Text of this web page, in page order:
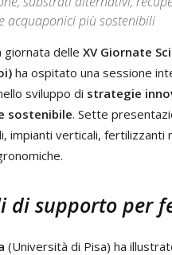
acquaponici più sostenibili
giornata delle XV Giornate
ha ospitato una sessione
sviluppo di strategie
sostenibile. Sette
impianti verticali,
di supporto per
(Università di Pisa) ha